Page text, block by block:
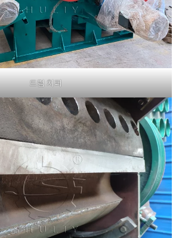
드럼 치퍼